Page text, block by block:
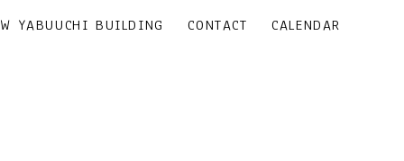
YABUUCHI BUILDING CONTACT CALENDAR